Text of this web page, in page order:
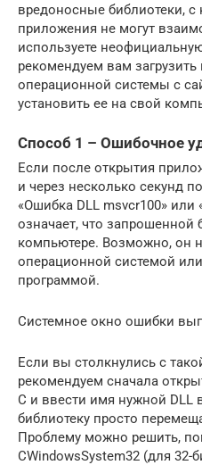
вредоносные библиотеки, с
приложения не могут
используете
рекомендуем вам
операционной системы с
установить ее на свой
Способ 1 – Ошибочное
Если после открытия
и через несколько секунд
«Ошибка DLL msvcr100» или
означает, что запрошенной
компьютере. Возможно, он
операционной системой
программой.
Системное окно ошибки
Если вы столкнулись с
рекомендуем сначала
C и ввести имя нужной DLL
библиотеку просто
Проблему можно решить,
CWindowsSystem32 (для